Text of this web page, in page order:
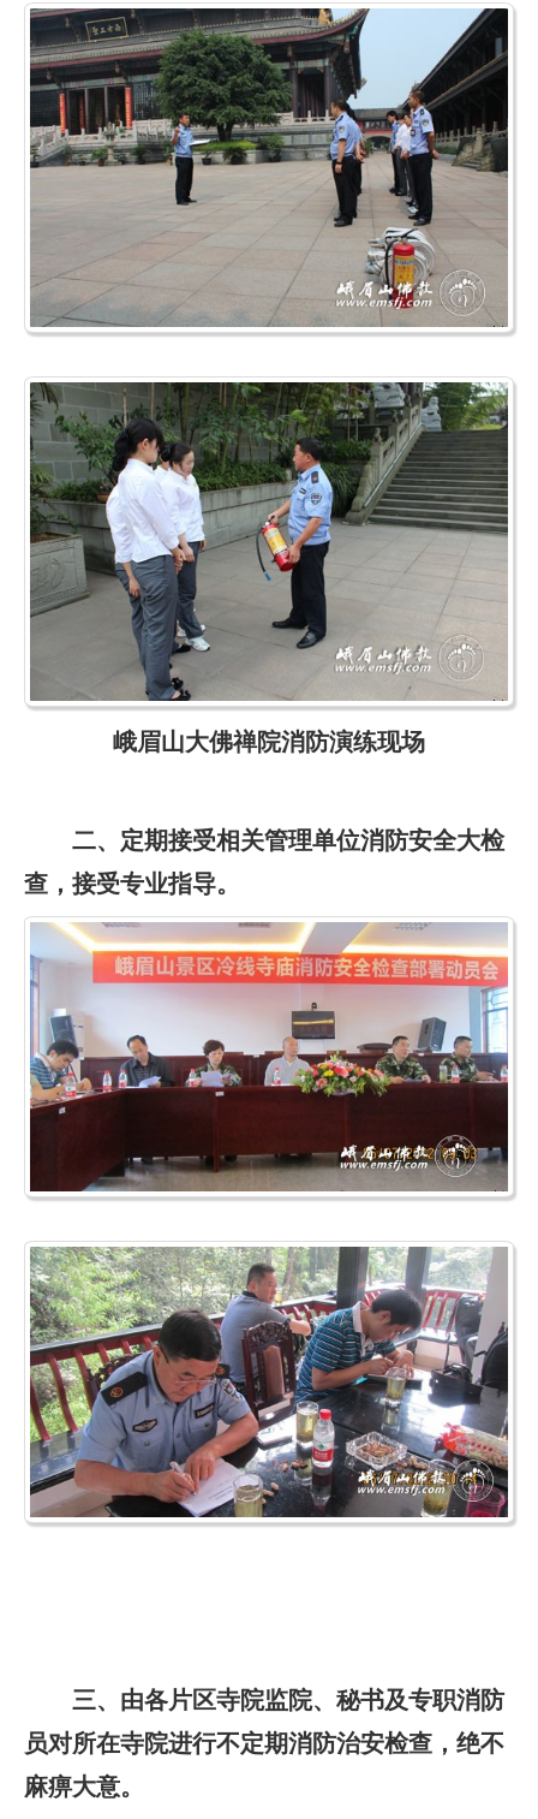
峨眉山大佛禅院消防演练现场
二、定期接受相关管理单位消防安全大检
查，接受专业指导。
三、由各片区寺院监院、秘书及专职消防
员对所在寺院进行不定期消防治安检查，绝不
麻痹大意。